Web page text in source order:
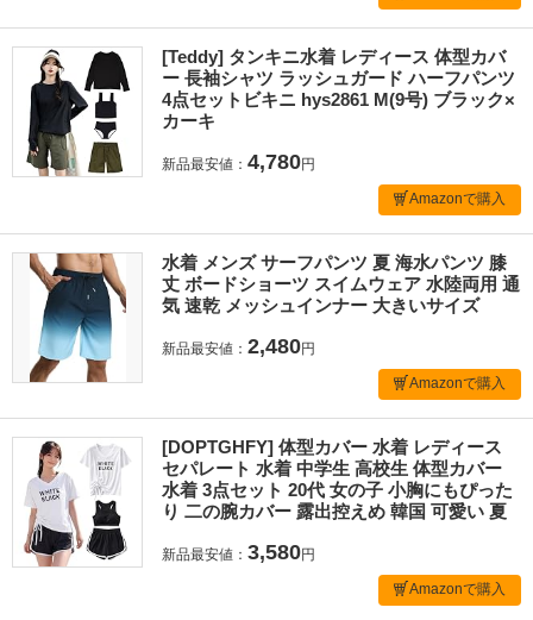
[Teddy] タンキニ水着 レディース 体型カバ
ー 長袖シャツ ラッシュガード ハーフパンツ
4点セットビキニ hys2861 M(9号) ブラック×
カーキ
新品最安値： 4,780円
Amazonで購入
水着 メンズ サーフパンツ 夏 海水パンツ 膝
丈 ボードショーツ スイムウェア 水陸両用 通
気 速乾 メッシュインナー 大きいサイズ
新品最安値： 2,480円
Amazonで購入
[DOPTGHFY] 体型カバー 水着 レディース
セパレート 水着 中学生 高校生 体型カバー
水着 3点セット 20代 女の子 小胸にもぴった
り 二の腕カバー 露出控えめ 韓国 可愛い 夏
新品最安値： 3,580円
Amazonで購入